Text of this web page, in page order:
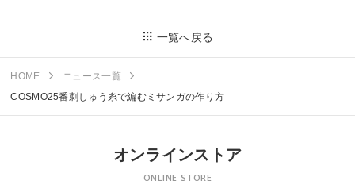
一覧へ戻る
HOME
ニュース一覧
COSMO25番刺しゅう糸で編むミサンガの作り方
オンラインストア
ONLINE STORE